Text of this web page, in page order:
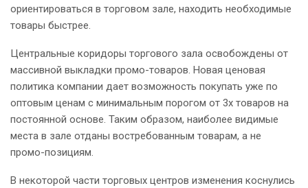
ориентироваться в торговом зале, находить необходимые
товары быстрее.
Центральные коридоры торгового зала освобождены от
массивной выкладки промо-товаров. Новая ценовая
политика компании дает возможность покупать уже по
оптовым ценам с минимальным порогом от 3х товаров на
постоянной основе. Таким образом, наиболее видимые
места в зале отданы востребованным товарам, а не
промо-позициям.
В некоторой части торговых центров изменения коснулись